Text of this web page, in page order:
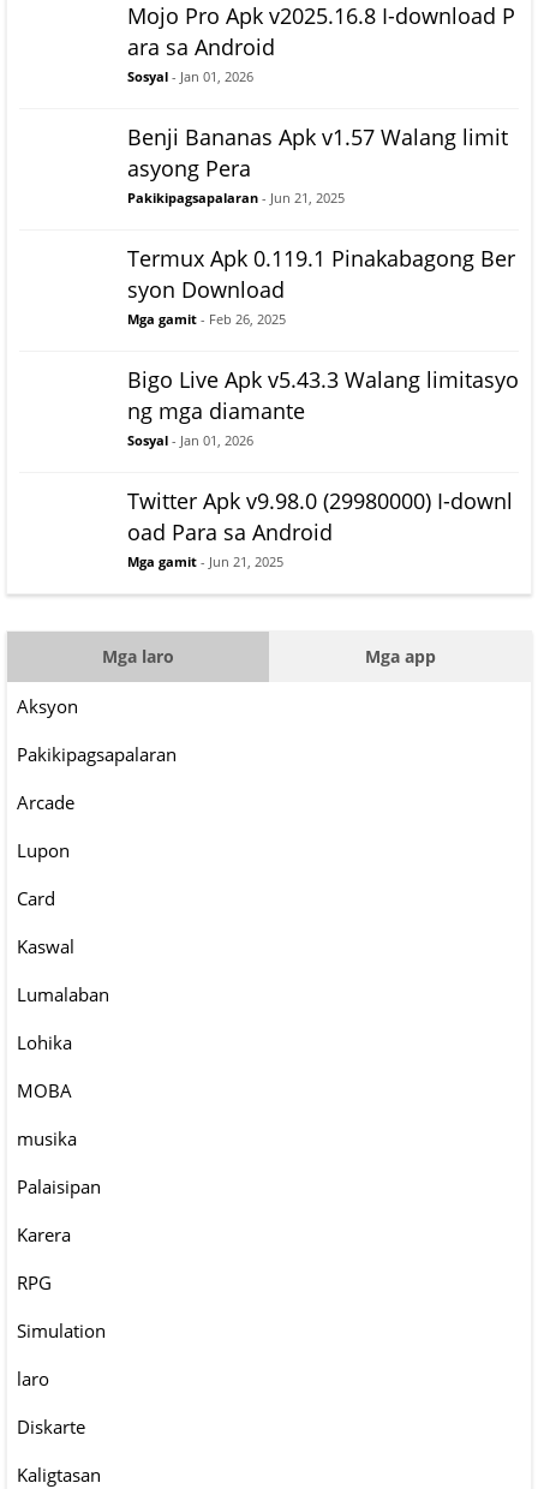
Mojo Pro Apk v2025.16.8 I-download P
ara sa Android
Sosyal - Jan 01, 2026
Benji Bananas Apk v1.57 Walang limit
asyong Pera
Pakikipagsapalaran - Jun 21, 2025
Termux Apk 0.119.1 Pinakabagong Ber
syon Download
Mga gamit - Feb 26, 2025
Bigo Live Apk v5.43.3 Walang limitasyo
ng mga diamante
Sosyal - Jan 01, 2026
Twitter Apk v9.98.0 (29980000) I-downl
oad Para sa Android
Mga gamit - Jun 21, 2025
Mga laro Mga app
Aksyon
Pakikipagsapalaran
Arcade
Lupon
Card
Kaswal
Lumalaban
Lohika
MOBA
musika
Palaisipan
Karera
RPG
Simulation
laro
Diskarte
Kaligtasan